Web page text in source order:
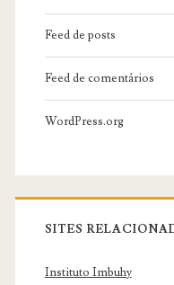
Feed de posts
Feed de comentários
WordPress.org
SITES
Instituto Imbuhy